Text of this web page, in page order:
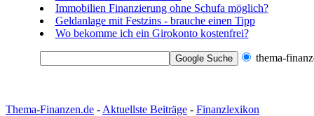
Immobilien Finanzierung ohne Schufa möglich?
Geldanlage mit Festzins - brauche einen Tipp
Wo bekomme ich ein Girokonto kostenfrei?
thema-
Thema-Finanzen.de - Aktuellste Beiträge - Finanzlexikon